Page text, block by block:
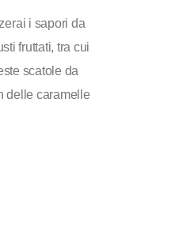
i sapori da
fruttati, tra cui
scatole da
delle caramelle